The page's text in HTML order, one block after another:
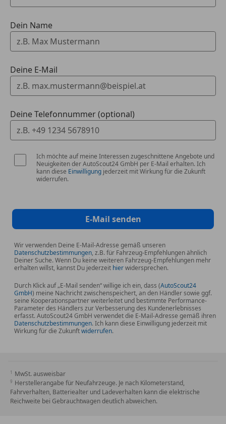
Dein Name
Deine E-Mail
Deine Telefonnummer (optional)
Ich möchte auf meine Interessen zugeschnittene Angebote und
Neuigkeiten der AutoScout24 GmbH per E-Mail erhalten. Ich
kann diese Einwilligung jederzeit mit Wirkung für die Zukunft
widerrufen.
E-Mail senden
Wir verwenden Deine E-Mail-Adresse gemäß unseren
Datenschutzbestimmungen, z.B. für Fahrzeug-Empfehlungen ähnlich
Deiner Suche. Wenn Du keine weiteren Fahrzeug-Empfehlungen mehr
erhalten willst, kannst Du jederzeit hierwidersprechen.
Durch Klick auf „E-Mail senden“ willige ich ein, dass (AutoScout24
GmbH) meine Nachricht zwischenspeichert, an den Händler sowie ggf.
seine Kooperationspartner weiterleitet und bestimmte Performance-
Parameter des Händlers zur Verbesserung des Kundenerlebnisses
erfasst. AutoScout24 GmbH verwendet die E-Mail-Adresse gemäß ihren
Datenschutzbestimmungen. Ich kann diese Einwilligung jederzeit mit
Wirkung für die Zukunftwiderrufen.
MwSt. ausweisbar
Herstellerangabe für Neufahrzeuge. Je nach Kilometerstand,
Fahrverhalten, Batteriealter und Ladeverhalten kann die elektrische
Reichweite bei Gebrauchtwagen deutlich abweichen.